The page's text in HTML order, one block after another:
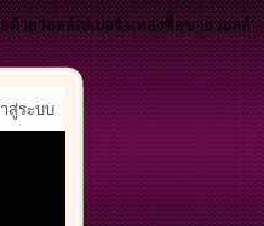
ด้วยวอลล์เปเปอร์,แหล่งซื้อขายวอลล์
สู่ระบบ